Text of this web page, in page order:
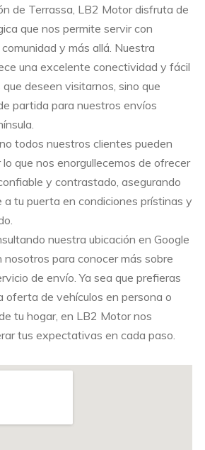
de Terrassa, LB2 Motor disfruta de
que nos permite servir con
y más allá. Nuestra
una excelente conectividad y fácil
deseen visitarnos, sino que
partida para nuestros envíos
todos nuestros clientes pueden
que nos enorgullecemos de ofrecer
y contrastado, asegurando
a tu puerta en condiciones prístinas y
nuestra ubicación en Google
para conocer más sobre
de envío. Ya sea que prefieras
oferta de vehículos en persona o
tu hogar, en LB2 Motor nos
tus expectativas en cada paso.